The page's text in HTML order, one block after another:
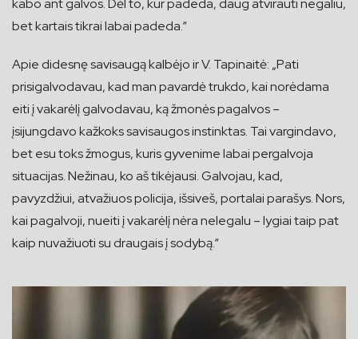
kabo ant galvos. Dėl to, kur padeda, daug atvirauti negaliu,
bet kartais tikrai labai padeda.“
Apie didesnę savisaugą kalbėjo ir V. Tapinaitė: „Pati
prisigalvodavau, kad man pavardė trukdo, kai norėdama
eiti į vakarėlį galvodavau, ką žmonės pagalvos –
įsijungdavo kažkoks savisaugos instinktas. Tai vargindavo,
bet esu toks žmogus, kuris gyvenime labai pergalvoja
situacijas. Nežinau, ko aš tikėjausi. Galvojau, kad,
pavyzdžiui, atvažiuos policija, išsiveš, portalai parašys. Nors,
kai pagalvoji, nueiti į vakarėlį nėra nelegalu – lygiai taip pat
kaip nuvažiuoti su draugais į sodybą.“